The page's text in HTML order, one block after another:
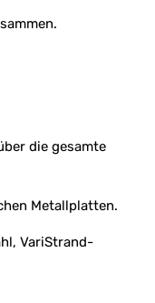
die gesamte
Metallplatten.
VariStrand-